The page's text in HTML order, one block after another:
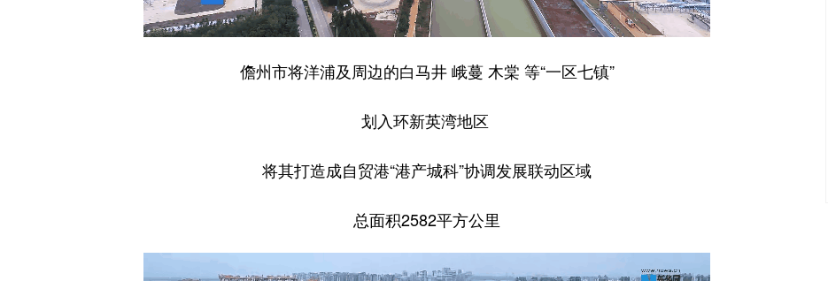
儋州市将洋浦及周边的白马井 峨蔓 木棠 等“一区七镇”
划入环新英湾地区
将其打造成自贸港“港产城科”协调发展联动区域
总面积2582平方公里